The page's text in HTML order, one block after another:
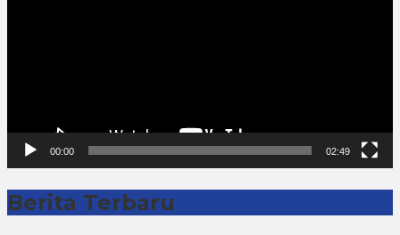
00:00 02:49
Berita Terbaru